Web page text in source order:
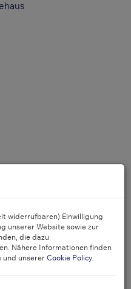
widerrufbaren) Einwilligung
unserer Website sowie zur
die dazu
Nähere Informationen finden
und unserer Cookie Policy.